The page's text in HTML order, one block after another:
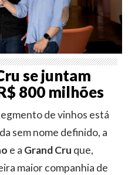
se juntam
800 milhões
de vinhos está
sem nome definido, a
e a Grand Cru que,
maior companhia de